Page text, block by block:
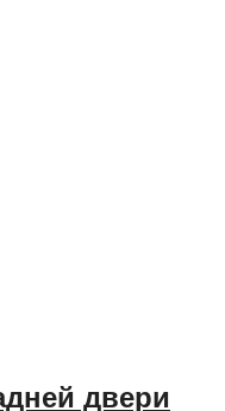
двери